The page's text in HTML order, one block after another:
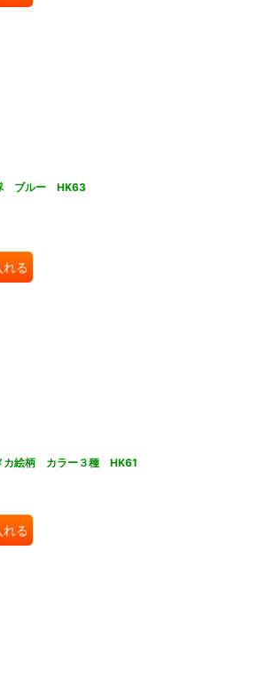
ブルー HK63
れる
カ絵柄 カラー３種 HK61
れる